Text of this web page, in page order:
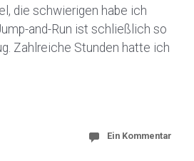
die schwierigen habe ich
and-Run ist schließlich so
Zahlreiche Stunden hatte ich
Ein Kommentar